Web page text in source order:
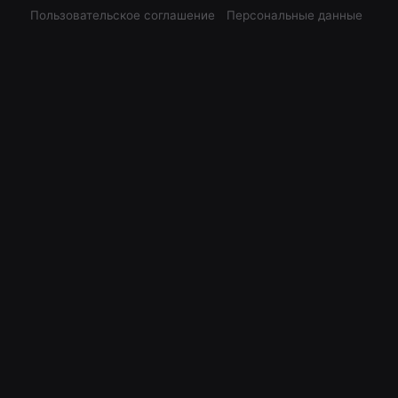
Пользовательское соглашение Персональные данные